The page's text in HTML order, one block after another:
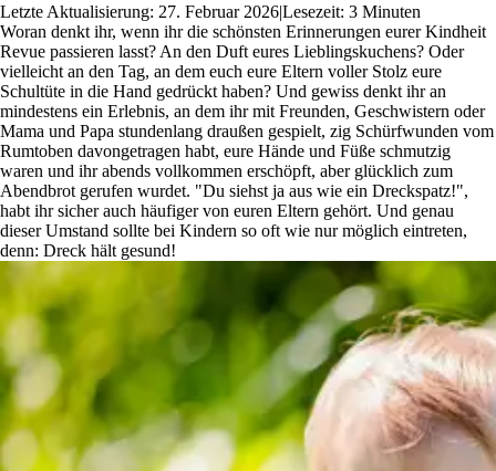
Letzte Aktualisierung: 27. Februar 2026|Lesezeit: 3 Minuten
Woran denkt ihr, wenn ihr die schönsten Erinnerungen eurer Kindheit
Revue passieren lasst? An den Duft eures Lieblingskuchens? Oder
vielleicht an den Tag, an dem euch eure Eltern voller Stolz eure
Schultüte in die Hand gedrückt haben? Und gewiss denkt ihr an
mindestens ein Erlebnis, an dem ihr mit Freunden, Geschwistern oder
Mama und Papa stundenlang draußen gespielt, zig Schürfwunden vom
Rumtoben davongetragen habt, eure Hände und Füße schmutzig
waren und ihr abends vollkommen erschöpft, aber glücklich zum
Abendbrot gerufen wurdet. "Du siehst ja aus wie ein Dreckspatz!",
habt ihr sicher auch häufiger von euren Eltern gehört. Und genau
dieser Umstand sollte bei Kindern so oft wie nur möglich eintreten,
denn: Dreck hält gesund!